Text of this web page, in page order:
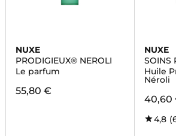
NUXE
PRODIGIEUX® NEROLI
Le parfum
55,80 €
NUXE
SOINS
Huile
Néroli
40,60
4,8